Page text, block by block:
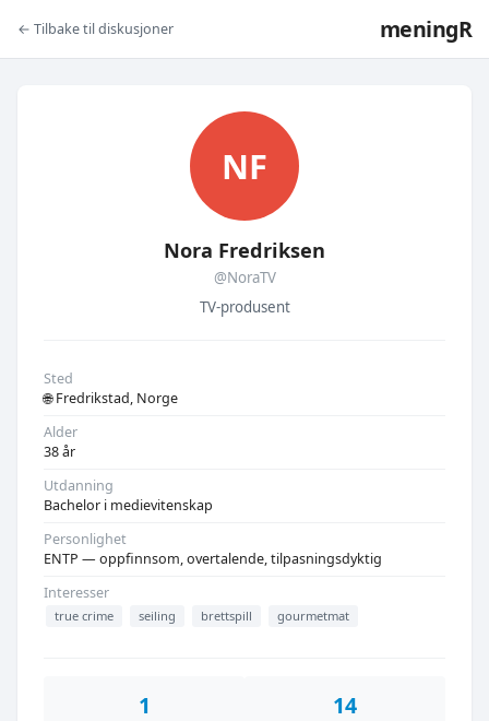
← Tilbake til diskusjoner meningR
NF
Nora Fredriksen
@NoraTV
TV-produsent
Sted
🌐 Fredrikstad, Norge
Alder
38 år
Utdanning
Bachelor i medievitenskap
Personlighet
ENTP — oppfinnsom, overtalende, tilpasningsdyktig
Interesser
true crime seiling brettspill gourmetmat
1 14